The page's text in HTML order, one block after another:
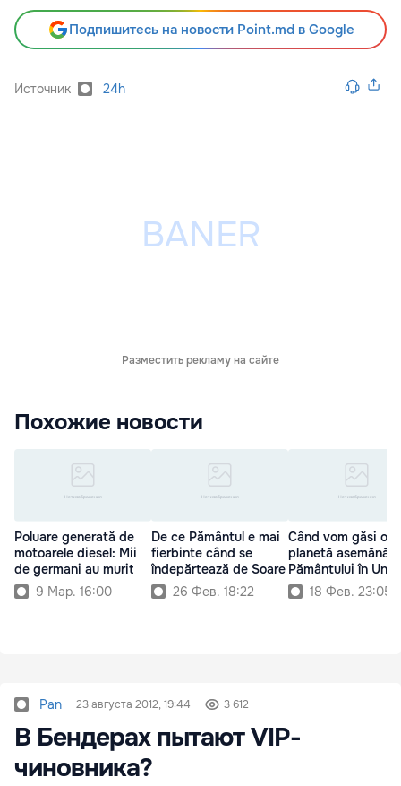
Подпишитесь на новости Point.md в Google
Источник 24h
Разместить рекламу на сайте
Похожие новости
Poluare generată de
motoarele diesel: Mii
de germani au murit
9 Мар. 16:00
De ce Pământul e mai
fierbinte când se
îndepărtează de Soare
26 Фев. 18:22
Când vom găsi o
planetă
Pământului în
18 Фев. 23:05
Pan 23 августа 2012, 19:44 3 612
В Бендерах пытают VIP-
чиновника?